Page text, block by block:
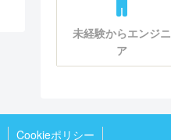
未経験からエンジニ
ア
Cookieポリシー